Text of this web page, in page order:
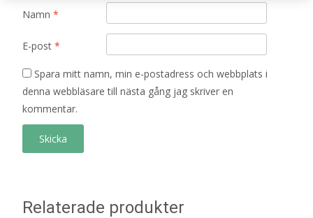
Namn *
E-post *
Spara mitt namn, min e-postadress och webbplats i
denna webbläsare till nästa gång jag skriver en
kommentar.
Relaterade produkter